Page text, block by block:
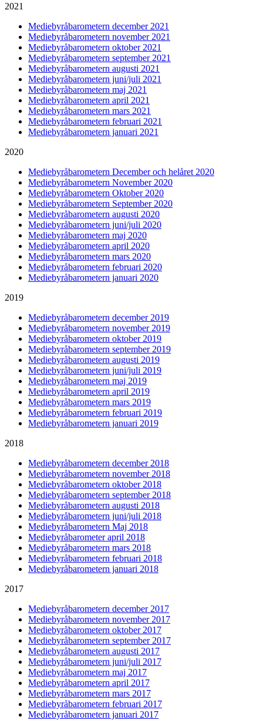
2021
Mediebyråbarometern december 2021
Mediebyråbarometern november 2021
Mediebyråbarometern oktober 2021
Mediebyråbarometern september 2021
Mediebyråbarometern augusti 2021
Mediebyråbarometern juni/juli 2021
Mediebyråbarometern maj 2021
Mediebyråbarometern april 2021
Mediebyråbarometern mars 2021
Mediebyråbarometern februari 2021
Mediebyråbarometern januari 2021
2020
Mediebyråbarometern December och helåret 2020
Mediebyråbarometern November 2020
Mediebyråbarometern Oktober 2020
Mediebyråbarometern September 2020
Mediebyråbarometern augusti 2020
Mediebyråbarometern juni/juli 2020
Mediebyråbarometern maj 2020
Mediebyråbarometern april 2020
Mediebyråbarometern mars 2020
Mediebyråbarometern februari 2020
Mediebyråbarometern januari 2020
2019
Mediebyråbarometern december 2019
Mediebyråbarometern november 2019
Mediebyråbarometern oktober 2019
Mediebyråbarometern september 2019
Mediebyråbarometern augusti 2019
Mediebyråbarometern juni/juli 2019
Mediebyråbarometern maj 2019
Mediebyråbarometern april 2019
Mediebyråbarometern mars 2019
Mediebyråbarometern februari 2019
Mediebyråbarometern januari 2019
2018
Mediebyråbarometern december 2018
Mediebyråbarometern november 2018
Mediebyråbarometern oktober 2018
Mediebyråbarometern september 2018
Mediebyråbarometern augusti 2018
Mediebyråbarometern juni/juli 2018
Mediebyråbarometern Maj 2018
Mediebyråbarometer april 2018
Mediebyråbarometern mars 2018
Mediebyråbarometern februari 2018
Mediebyråbarometern januari 2018
2017
Mediebyråbarometern december 2017
Mediebyråbarometern november 2017
Mediebyråbarometern oktober 2017
Mediebyråbarometern september 2017
Mediebyråbarometern augusti 2017
Mediebyråbarometern juni/juli 2017
Mediebyråbarometern maj 2017
Mediebyråbarometern april 2017
Mediebyråbarometern mars 2017
Mediebyråbarometern februari 2017
Mediebyråbarometern januari 2017